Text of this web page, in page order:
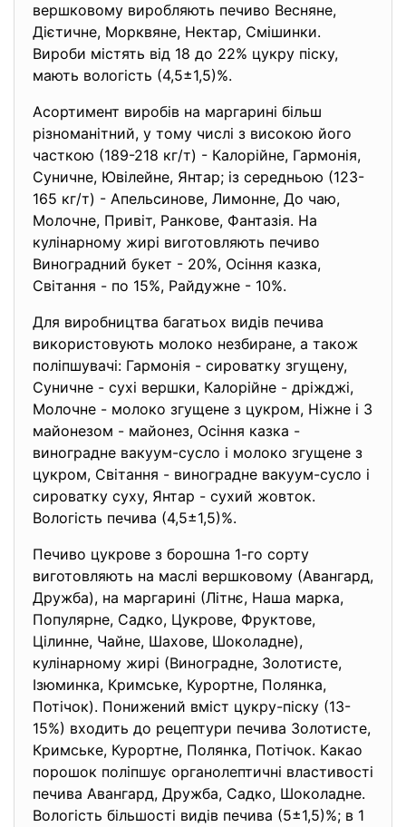
вершковому виробляють печиво Весняне,
Дієтичне, Морквяне, Нектар, Смішинки.
Вироби містять від 18 до 22% цукру піску,
мають вологість (4,5±1,5)%.
Асортимент виробів на маргарині більш
різноманітний, у тому числі з високою його
часткою (189-218 кг/т) - Калорійне, Гармонія,
Суничне, Ювілейне, Янтар; із середньою (123-
165 кг/т) - Апельсинове, Лимонне, До чаю,
Молочне, Привіт, Ранкове, Фантазія. На
кулінарному жирі виготовляють печиво
Виноградний букет - 20%, Осіння казка,
Світання - по 15%, Райдужне - 10%.
Для виробництва багатьох видів печива
використовують молоко незбиране, а також
поліпшувачі: Гармонія - сироватку згущену,
Суничне - сухі вершки, Калорійне - дріжджі,
Молочне - молоко згущене з цукром, Ніжне і 3
майонезом - майонез, Осіння казка -
виноградне вакуум-сусло і молоко згущене з
цукром, Світання - виноградне вакуум-сусло і
сироватку суху, Янтар - сухий жовток.
Вологість печива (4,5±1,5)%.
Печиво цукрове з борошна 1-го сорту
виготовляють на маслі вершковому (Авангард,
Дружба), на маргарині (Літнє, Наша марка,
Популярне, Садко, Цукрове, Фруктове,
Цілинне, Чайне, Шахове, Шоколадне),
кулінарному жирі (Виноградне, Золотисте,
Ізюминка, Кримське, Курортне, Полянка,
Потічок). Понижений вміст цукру-піску (13-
15%) входить до рецептури печива Золотисте,
Кримське, Курортне, Полянка, Потічок. Какао
порошок поліпшує органолептичні властивості
печива Авангард, Дружба, Садко, Шоколадне.
Вологість більшості видів печива (5±1,5)%; в 1